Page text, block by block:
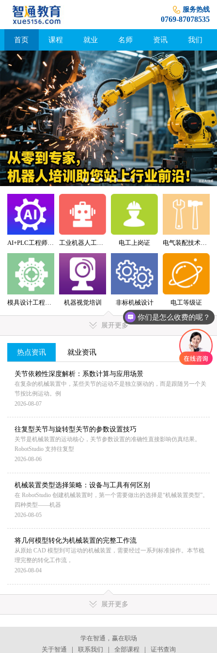
服务热线
0769-87078535
首页 课程 就业 名师 资讯 我们
AI+PLC工程师实战班 工业机器人工程师班 电工上岗证 电气装配技术员（配盘）特训班
机器视觉培训 非标机械设计 电工等级证
展开更多
MORE+
热点资讯 就业资讯
关节依赖性深度解析：系数计算与应用场景
在复杂的机械装置中，某些关节的运动不是独立驱动的，而是跟随另一个关
节按比例运动。例
2026-08-07
往复型关节与旋转型关节的参数设置技巧
关节是机械装置的运动核心，关节参数设置的准确性直接影响仿真结果。
RobotStudio 支持往复型
2026-08-06
机械装置类型选择策略：设备与工具有何区别
在 RobotStudio 创建机械装置时，第一个需要做出的选择是“机械装置类型”。
四种类型——机器
2026-08-05
将几何模型转化为机械装置的完整工作流
从原始 CAD 模型到可运动的机械装置，需要经过一系列标准操作。本节梳
理完整的转化工作流，
2026-08-04
展开更多
学在智通，赢在职场
关于智通
｜ 联系我们 ｜ 全部课程 ｜ 证书查询
你们是怎么收费的呢？